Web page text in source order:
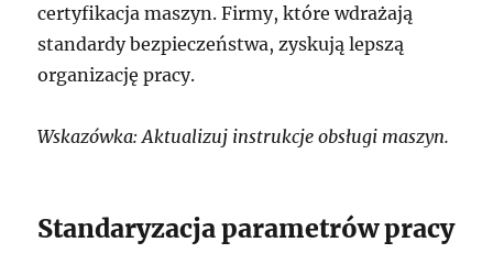
certyfikacja maszyn. Firmy, które wdrażają
standardy bezpieczeństwa, zyskują lepszą
organizację pracy.
Wskazówka: Aktualizuj instrukcje obsługi maszyn.
Standaryzacja parametrów pracy